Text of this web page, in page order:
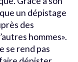
un dépistage
des
hommes».
se rend pas